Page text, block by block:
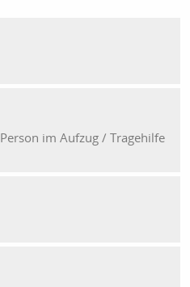
im Aufzug / Tragehilfe